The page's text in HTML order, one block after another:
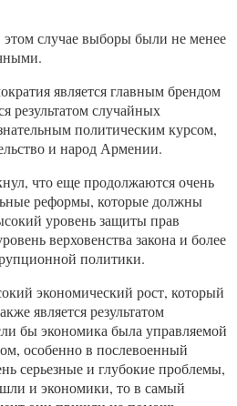
случае выборы были не менее
является главным брендом
результатом случайных
политическим курсом,
и народ Армении.
что еще продолжаются очень
реформы, которые должны
уровень защиты прав
верховенства закона и более
политики.
экономический рост, который
является результатом
бы экономика была управляемой
особенно в послевоенный
серьезные и глубокие проблемы,
и экономики, то в самый